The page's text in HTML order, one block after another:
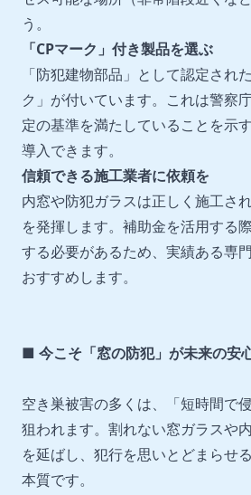
う。
「CPマーク」付き製品を選ぶ
「防犯建物部品」として認定され
ク」が付いています。これは警察
定の基準を満たしていることを示
導入できます。
信頼できる施工業者に依頼を
内窓や防犯ガラスは正しく施工さ
を発揮します。補助金を活用する
する必要があるため、実績ある専
おすすめします。
■ 今こそ「窓の防犯」が未来の安
空き巣被害の多くは、「短時間で
狙われます。割れない窓ガラスや
を延ばし、犯行を思いとどまらせ
本質です。